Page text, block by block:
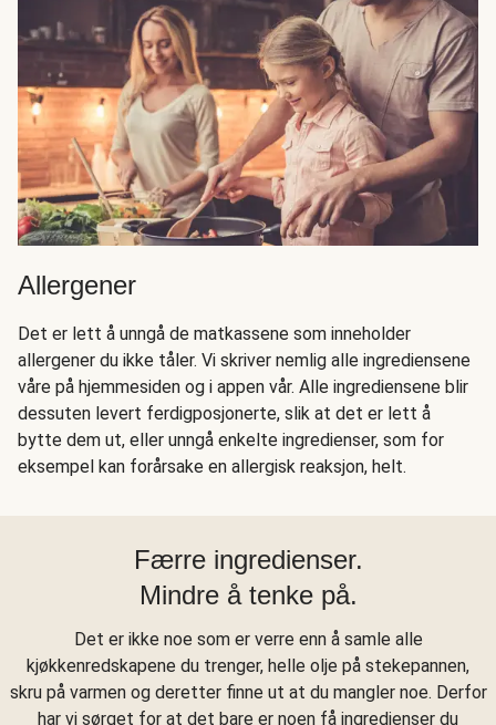
Allergener
Det er lett å unngå de matkassene som inneholder
allergener du ikke tåler. Vi skriver nemlig alle ingrediensene
våre på hjemmesiden og i appen vår. Alle ingrediensene blir
dessuten levert ferdigposjonerte, slik at det er lett å
bytte dem ut, eller unngå enkelte ingredienser, som for
eksempel kan forårsake en allergisk reaksjon, helt.
Færre ingredienser.
Mindre å tenke på.
Det er ikke noe som er verre enn å samle alle
kjøkkenredskapene du trenger, helle olje på stekepannen,
skru på varmen og deretter finne ut at du mangler noe. Derfor
har vi sørget for at det bare er noen få ingredienser du